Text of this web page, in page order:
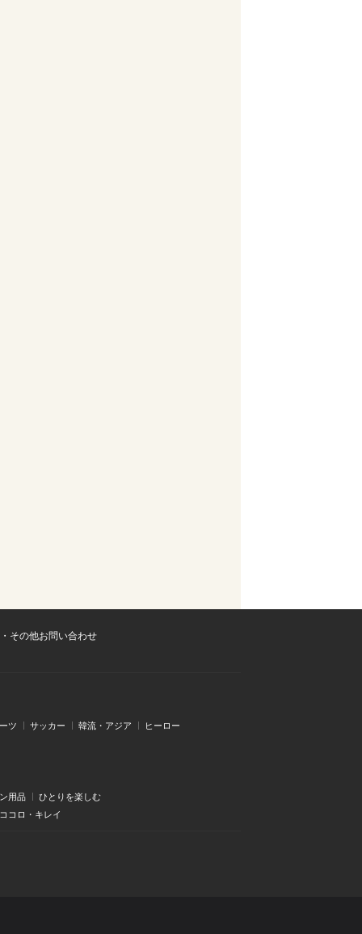
その他お問い合わせ
ツ サッカー 韓流・アジア ヒーロー
用品
ひとりを楽しむ
コロ・キレイ